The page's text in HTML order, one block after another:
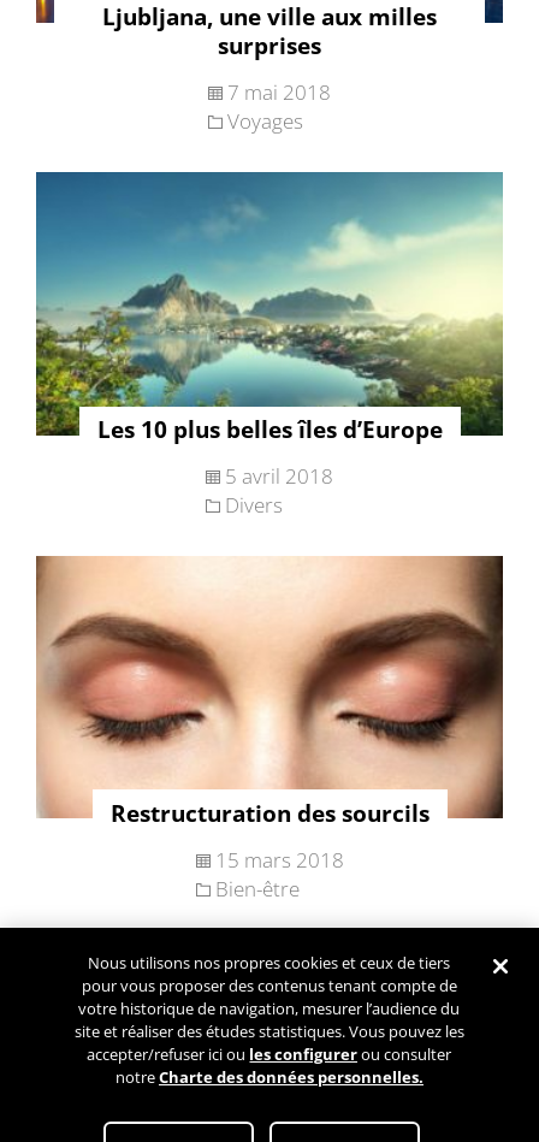
Ljubljana, une ville aux milles
surprises
7 mai 2018
Voyages
Les 10 plus belles îles d’Europe
5 avril 2018
Divers
Restructuration des sourcils
15 mars 2018
Bien-être
Navigation
des
articles
Articles plus
anciens
Conditions Générales d’Utilisation Paramétrez mes cookies
Nous utilisons nos propres cookies et ceux de tiers
pour vous proposer des contenus tenant compte de
votre historique de navigation, mesurer l’audience du
site et réaliser des études statistiques. Vous pouvez les
accepter/refuser ici ou les configurerou consulter
notreCharte des données personnelles.